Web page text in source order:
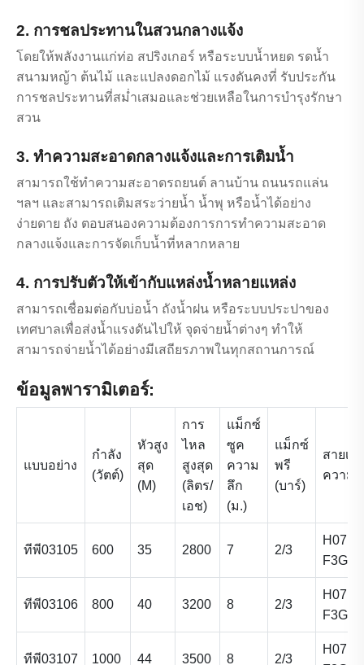
2. การชลประทานในสวนกลางแจ้ง
โดยให้พลังงานแก่ท่อ สปริงเกอร์ หรือระบบน้ำหยด รดน้ำ
สนามหญ้า ต้นไม้ และแปลงดอกไม้ แรงดันคงที่ รับประกัน
การชลประทานที่สม่ำเสมอและช่วยเหลือในการบำรุงรักษา
สวน
3. ทำความสะอาดกลางแจ้งและการเติมน้ำ
สามารถใช้ทำความสะอาดรถยนต์ ลานบ้าน ถนนรถแล่น
ฯลฯ และสามารถเติมสระว่ายน้ำ น้ำพุ หรือน้ำได้อย่าง
ง่ายดาย ถัง ตอบสนองความต้องการการทำความสะอาด
กลางแจ้งและการจัดเก็บน้ำที่หลากหลาย
4. การปรับตัวให้เข้ากับแหล่งน้ำหลายแหล่ง
สามารถเชื่อมต่อกับบ่อน้ำ ถังน้ำฝน หรือระบบประปาของ
เทศบาลเพื่อส่งน้ำแรงดันไปให้ จุดจ่ายน้ำต่างๆ ทำให้
สามารถจ่ายน้ำได้อย่างมีเสถียรภาพในทุกสถานการณ์
ข้อมูลพารามิเตอร์:
แบบอย่าง
กำลัง
(วัตต์)
หัวสูง
สุด
(M)
การ
ไหล
สูงสุด
(ลิตร/
เอช)
แม็กซ์
ซูค
ความ
ลึก
(ม.)
แม็กซ์
พรี
(บาร์)
สายเค
ความย
ทีพี03105 600 35 2800 7 2/3
ทีพี03106 800 40 3200 8 2/3
ทีพี03107 1000 44 3500 8 2/3